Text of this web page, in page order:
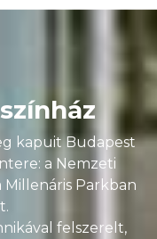
kapuit Budapest
a Nemzeti
Parkban
felszerelt,